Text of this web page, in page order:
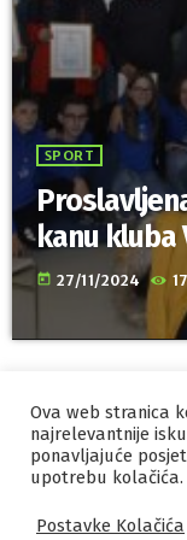
SPORT
kanu
today 27/11/2024
IZRADA I
MARKETING
PRAVILA
Ova web stranica
najrelevantnije
ponavljajuće
upotrebu kolačića.
Postavke Kolačića